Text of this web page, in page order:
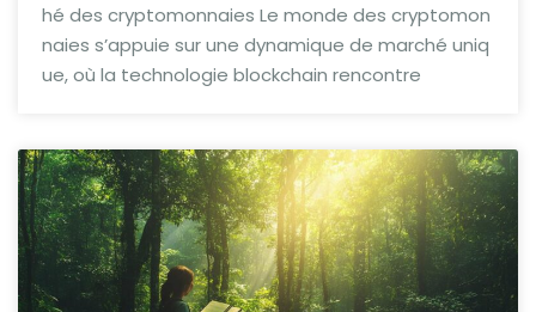
hé des cryptomonnaies Le monde des cryptomon
naies s’appuie sur une dynamique de marché uniq
ue, où la technologie blockchain rencontre